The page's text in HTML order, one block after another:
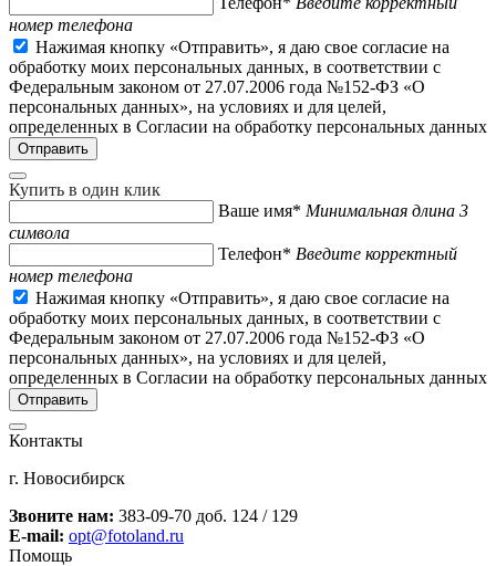
номер телефона
Нажимая кнопку «Отправить», я даю свое согласие на
обработку моих персональных данных, в соответствии с
Федеральным законом от 27.07.2006 года №152-ФЗ «О
персональных данных», на условиях и для целей,
определенных в Согласии на обработку персональных данных
Купить в один клик
Ваше имя* Минимальная длина 3
символа
Телефон* Введите корректный
номер телефона
Нажимая кнопку «Отправить», я даю свое согласие на
обработку моих персональных данных, в соответствии с
Федеральным законом от 27.07.2006 года №152-ФЗ «О
персональных данных», на условиях и для целей,
определенных в Согласии на обработку персональных данных
Контакты
г. Новосибирск
Звоните нам: 383-09-70 доб. 124 / 129
E-mail: opt@fotoland.ru
Помощь